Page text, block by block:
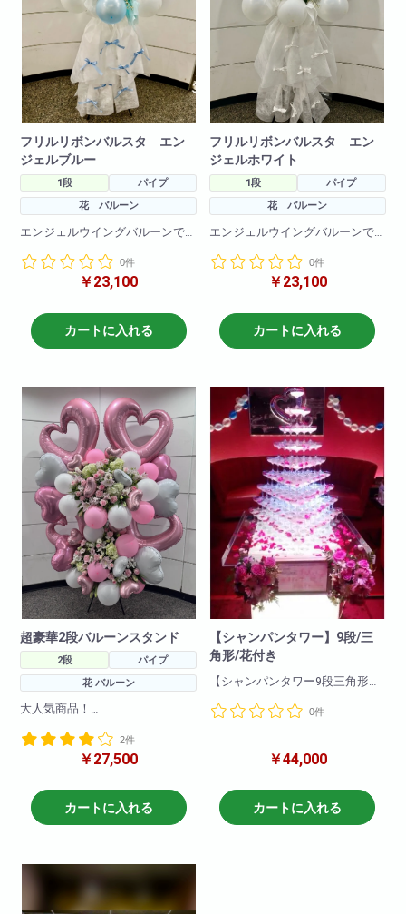
フリルリボンバルスタ エン
ジェルブルー
1段
パイプ
花 バルーン
エンジェルウイングバルーンで
足元が可愛いフリルに可愛いリ
ボンがついた商品です。
色の変更も可能です!
H190
0件
￥23,100
カートに入れる
フリルリボンバルスタ エン
ジェルホワイト
1段
パイプ
花 バルーン
エンジェルウイングバルーンで
足元が可愛いフリルに可愛いリ
ボンがついた商品です。
色の変更も可能です!
H190
0件
￥23,100
カートに入れる
超豪華2段バルーンスタンド
2段
パイプ
花 バルーン
大人気商品！
いなし！
豪華なバルーンスタンドで作成
バルーンの色の調整も可能です
のでお問い合わせください。
2件
￥27,500
カートに入れる
【シャンパンタワー】9段/三
角形/花付き
【シャンパンタワー9段三角形・
ちょっと豪華な三角形9段シャン
0件
￥44,000
カートに入れる